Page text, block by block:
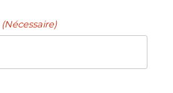
(Nécessaire)